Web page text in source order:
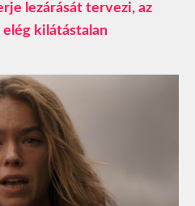
lezárását tervezi, az
kilátástalan